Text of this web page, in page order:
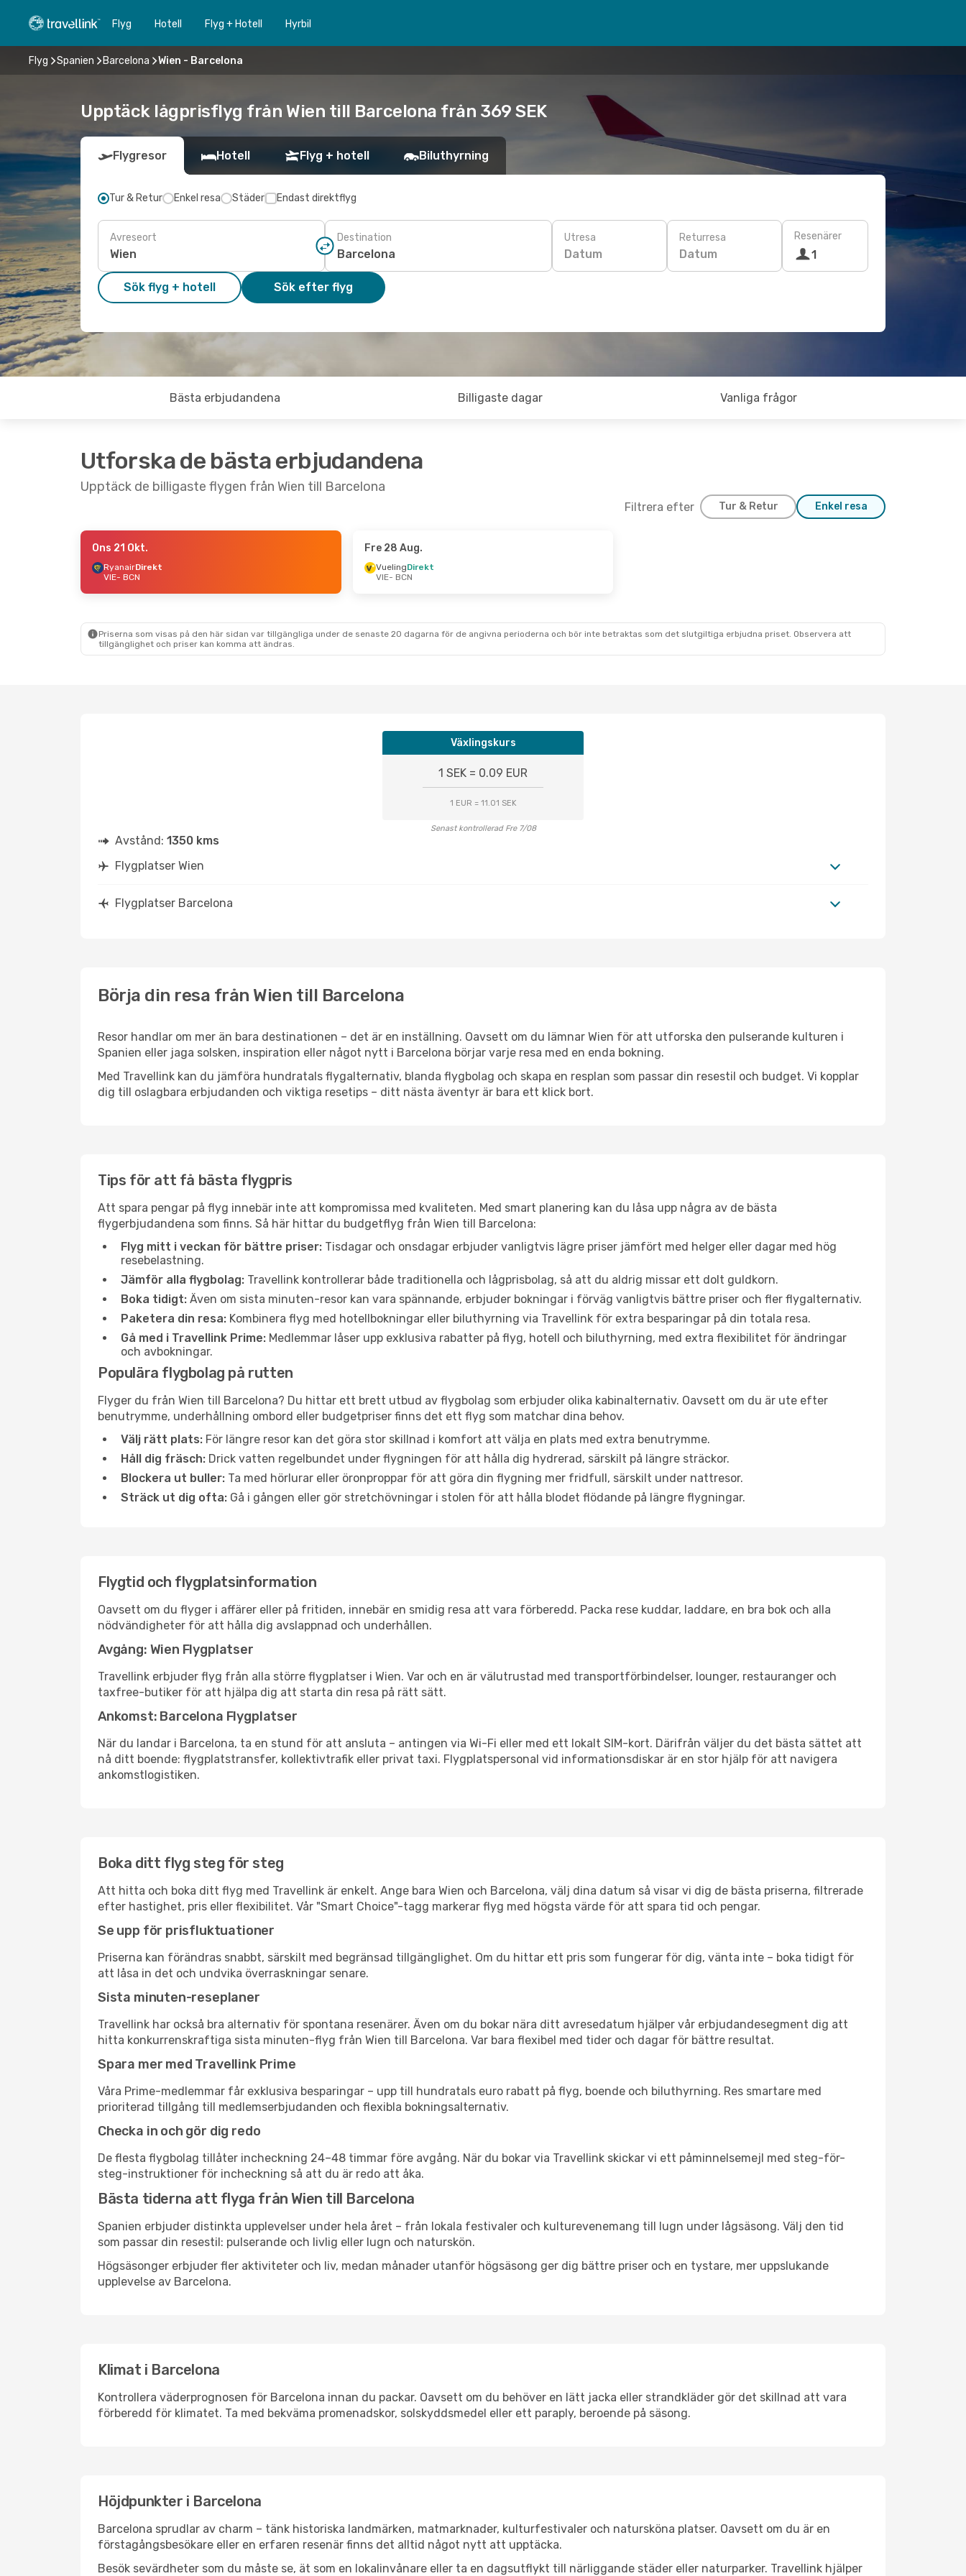
Flyg Hotell Flyg + Hotell Hyrbil
Flyg Spanien Barcelona Wien - Barcelona
Upptäck lågprisflyg från Wien till Barcelona från 369 SEK
Flygresor Hotell Flyg + hotell Biluthyrning
Tur & Retur Enkel resa Städer Endast direktflyg
Avreseort Destination Utresa
Datum
Returresa
Datum
Resenärer
1
Sök flyg + hotell Sök efter flyg
Bästa erbjudandena Billigaste dagar Vanliga frågor
Utforska de bästa erbjudandena
Upptäck de billigaste flygen från Wien till Barcelona
Filtrera efter Tur & Retur Enkel resa
- Tis 15 Sep. - Sön 23 Aug.
Ons 21 Okt.
RyanairDirekt
VIE- BCN
Fre 28 Aug.
VuelingDirekt
VIE- BCN
Priserna som visas på den här sidan var tillgängliga under de senaste 20 dagarna för de angivna perioderna och bör inte betraktas som det slutgiltiga erbjudna priset. Observera att
tillgänglighet och priser kan komma att ändras.
Växlingskurs
1 SEK = 0.09 EUR
1 EUR = 11.01 SEK
Senast kontrollerad Fre 7/08
Avstånd: 1350 kms
Flygplatser Wien
Flygplatser Barcelona
Börja din resa från Wien till Barcelona
Resor handlar om mer än bara destinationen – det är en inställning. Oavsett om du lämnar Wien för att utforska den pulserande kulturen i
Spanien eller jaga solsken, inspiration eller något nytt i Barcelona börjar varje resa med en enda bokning.
Med Travellink kan du jämföra hundratals flygalternativ, blanda flygbolag och skapa en resplan som passar din resestil och budget. Vi kopplar
dig till oslagbara erbjudanden och viktiga resetips – ditt nästa äventyr är bara ett klick bort.
Tips för att få bästa flygpris
Att spara pengar på flyg innebär inte att kompromissa med kvaliteten. Med smart planering kan du låsa upp några av de bästa
flygerbjudandena som finns. Så här hittar du budgetflyg från Wien till Barcelona:
Flyg mitt i veckan för bättre priser: Tisdagar och onsdagar erbjuder vanligtvis lägre priser jämfört med helger eller dagar med hög
resebelastning.
Jämför alla flygbolag: Travellink kontrollerar både traditionella och lågprisbolag, så att du aldrig missar ett dolt guldkorn.
Boka tidigt: Även om sista minuten-resor kan vara spännande, erbjuder bokningar i förväg vanligtvis bättre priser och fler flygalternativ.
Paketera din resa: Kombinera flyg med hotellbokningar eller biluthyrning via Travellink för extra besparingar på din totala resa.
Gå med i Travellink Prime: Medlemmar låser upp exklusiva rabatter på flyg, hotell och biluthyrning, med extra flexibilitet för ändringar
och avbokningar.
Populära flygbolag på rutten
Flyger du från Wien till Barcelona? Du hittar ett brett utbud av flygbolag som erbjuder olika kabinalternativ. Oavsett om du är ute efter
benutrymme, underhållning ombord eller budgetpriser finns det ett flyg som matchar dina behov.
Välj rätt plats: För längre resor kan det göra stor skillnad i komfort att välja en plats med extra benutrymme.
Håll dig fräsch: Drick vatten regelbundet under flygningen för att hålla dig hydrerad, särskilt på längre sträckor.
Blockera ut buller: Ta med hörlurar eller öronproppar för att göra din flygning mer fridfull, särskilt under nattresor.
Sträck ut dig ofta: Gå i gången eller gör stretchövningar i stolen för att hålla blodet flödande på längre flygningar.
Flygtid och flygplatsinformation
Oavsett om du flyger i affärer eller på fritiden, innebär en smidig resa att vara förberedd. Packa rese kuddar, laddare, en bra bok och alla
nödvändigheter för att hålla dig avslappnad och underhållen.
Avgång: Wien Flygplatser
Travellink erbjuder flyg från alla större flygplatser i Wien. Var och en är välutrustad med transportförbindelser, lounger, restauranger och
taxfree-butiker för att hjälpa dig att starta din resa på rätt sätt.
Ankomst: Barcelona Flygplatser
När du landar i Barcelona, ta en stund för att ansluta – antingen via Wi-Fi eller med ett lokalt SIM-kort. Därifrån väljer du det bästa sättet att
nå ditt boende: flygplatstransfer, kollektivtrafik eller privat taxi. Flygplatspersonal vid informationsdiskar är en stor hjälp för att navigera
ankomstlogistiken.
Boka ditt flyg steg för steg
Att hitta och boka ditt flyg med Travellink är enkelt. Ange bara Wien och Barcelona, välj dina datum så visar vi dig de bästa priserna, filtrerade
efter hastighet, pris eller flexibilitet. Vår "Smart Choice"-tagg markerar flyg med högsta värde för att spara tid och pengar.
Se upp för prisfluktuationer
Priserna kan förändras snabbt, särskilt med begränsad tillgänglighet. Om du hittar ett pris som fungerar för dig, vänta inte – boka tidigt för
att låsa in det och undvika överraskningar senare.
Sista minuten-reseplaner
Travellink har också bra alternativ för spontana resenärer. Även om du bokar nära ditt avresedatum hjälper vår erbjudandesegment dig att
hitta konkurrenskraftiga sista minuten-flyg från Wien till Barcelona. Var bara flexibel med tider och dagar för bättre resultat.
Spara mer med Travellink Prime
Våra Prime-medlemmar får exklusiva besparingar – upp till hundratals euro rabatt på flyg, boende och biluthyrning. Res smartare med
prioriterad tillgång till medlemserbjudanden och flexibla bokningsalternativ.
Checka in och gör dig redo
De flesta flygbolag tillåter incheckning 24–48 timmar före avgång. När du bokar via Travellink skickar vi ett påminnelsemejl med steg-för-
steg-instruktioner för incheckning så att du är redo att åka.
Bästa tiderna att flyga från Wien till Barcelona
Spanien erbjuder distinkta upplevelser under hela året – från lokala festivaler och kulturevenemang till lugn under lågsäsong. Välj den tid
som passar din resestil: pulserande och livlig eller lugn och naturskön.
Högsäsonger erbjuder fler aktiviteter och liv, medan månader utanför högsäsong ger dig bättre priser och en tystare, mer uppslukande
upplevelse av Barcelona.
Klimat i Barcelona
Kontrollera väderprognosen för Barcelona innan du packar. Oavsett om du behöver en lätt jacka eller strandkläder gör det skillnad att vara
förberedd för klimatet. Ta med bekväma promenadskor, solskyddsmedel eller ett paraply, beroende på säsong.
Höjdpunkter i Barcelona
Barcelona sprudlar av charm – tänk historiska landmärken, matmarknader, kulturfestivaler och natursköna platser. Oavsett om du är en
förstagångsbesökare eller en erfaren resenär finns det alltid något nytt att upptäcka.
Besök sevärdheter som du måste se, ät som en lokalinvånare eller ta en dagsutflykt till närliggande städer eller naturparker. Travellink hjälper